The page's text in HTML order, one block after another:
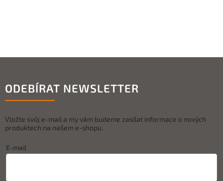
ODEBÍRAT NEWSLETTER
Vložte svůj e-mail a my vám budeme zasílat informace o nových
produktech na našem e-shopu.
E-mail